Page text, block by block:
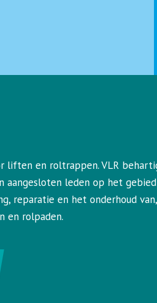
liften en roltrappen. VLR
aangesloten leden op het
reparatie en het onderhoud
en rolpaden.